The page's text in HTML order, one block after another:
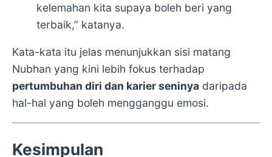
kelemahan kita supaya boleh beri yang
terbaik,” katanya.
Kata-kata itu jelas menunjukkan sisi matang
Nubhan yang kini lebih fokus terhadap
pertumbuhan diri dan karier seninya daripada
hal-hal yang boleh mengganggu emosi.
Kesimpulan